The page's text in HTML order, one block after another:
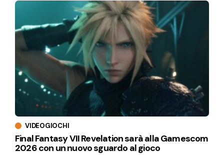
VIDEOGIOCHI
Final Fantasy VII Revelation sarà alla Gamescom
2026 con un nuovo sguardo al gioco